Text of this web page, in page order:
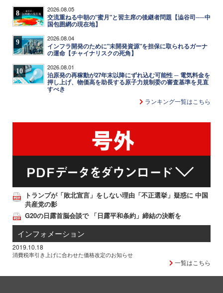
8 2026.08.05
交流重ねる中朝の"蜜月"と習主席の後継者問題【澁谷司──中
国包囲網の現在地】
9 2026.08.04
インフラ開発のために"未開発資源"を担保に取られるガーナ
の運命【チャイナリスクの死角】
10 2026.08.01
泊原発の再稼動が27年末以降にずれ込む可能性 ─ 電気料金を
押し上げ、物価高を助長する原子力規制委の審査基準を見直
すべき
ランキング一覧はこちら
トランプが「敗北宣言」をしない理由「不正選挙」疑惑に 中国
共産党の影
G20の日露首脳会談で 「日露平和条約」締結の決断を
インフォメーション
2019.10.18
消費税率引き上げに合わせた価格改定のお知らせ
一覧はこちら